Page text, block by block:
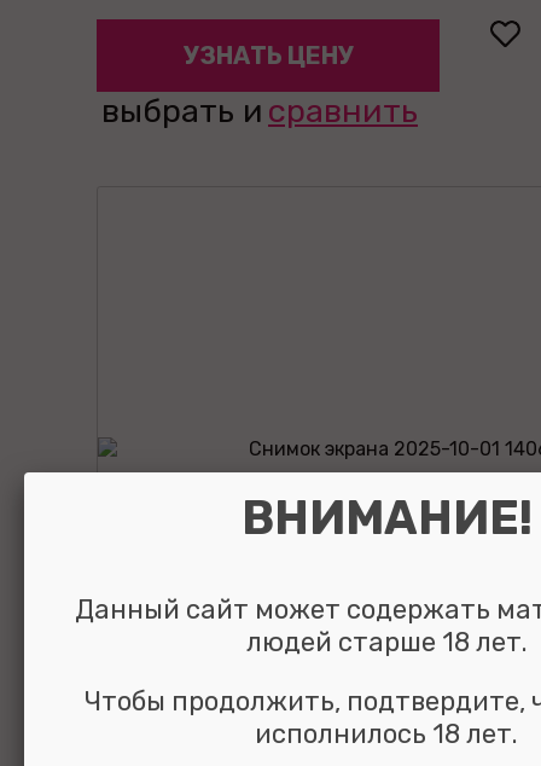
УЗНАТЬ ЦЕНУ
выбрать и сравнить
ВНИМАНИЕ!
Данный сайт может содержать
людей старше 18 лет.
Чтобы продолжить, подтвердите,
исполнилось 18 лет.